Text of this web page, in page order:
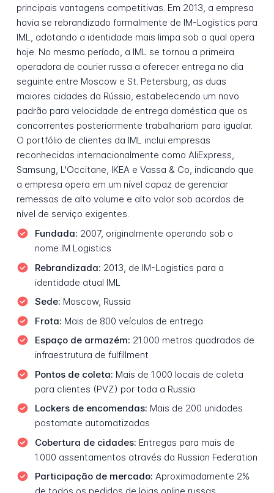
principais vantagens competitivas. Em 2013, a empresa
havia se rebrandizado formalmente de IM-Logistics para
IML, adotando a identidade mais limpa sob a qual opera
hoje. No mesmo período, a IML se tornou a primeira
operadora de courier russa a oferecer entrega no dia
seguinte entre Moscow e St. Petersburg, as duas
maiores cidades da Rússia, estabelecendo um novo
padrão para velocidade de entrega doméstica que os
concorrentes posteriormente trabalhariam para igualar.
O portfólio de clientes da IML inclui empresas
reconhecidas internacionalmente como AliExpress,
Samsung, L'Occitane, IKEA e Vassa & Co, indicando que
a empresa opera em um nível capaz de gerenciar
remessas de alto volume e alto valor sob acordos de
nível de serviço exigentes.
Fundada: 2007, originalmente operando sob o
nome IM Logistics
Rebrandizada: 2013, de IM-Logistics para a
identidade atual IML
Sede: Moscow, Russia
Frota: Mais de 800 veículos de entrega
Espaço de armazém: 21.000 metros quadrados de
infraestrutura de fulfillment
Pontos de coleta: Mais de 1.000 locais de coleta
para clientes (PVZ) por toda a Russia
Lockers de encomendas: Mais de 200 unidades
postamate automatizadas
Cobertura de cidades: Entregas para mais de
1.000 assentamentos através da Russian Federation
Participação de mercado: Aproximadamente 2%